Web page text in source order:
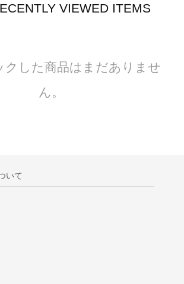
VIEWED ITEMS
クした商品はまだありませ
ん。
いて